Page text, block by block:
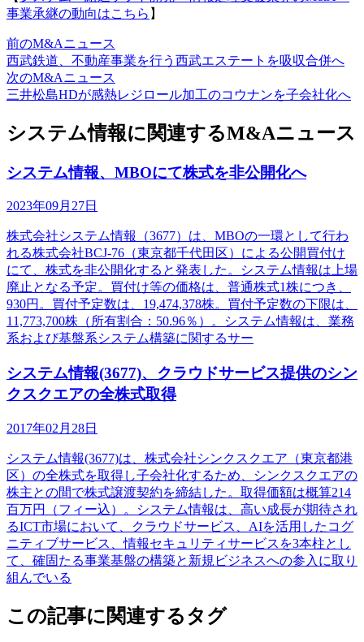
事業承継の動向はこちら 】
前のM&Aニュース
西武鉄道、不動産事業を行う西武エステートを吸収合併へ
次のM&Aニュース
三井松島HDが感熱レジロール加工のコウナンを子会社化へ
システム情報に関連するM&Aニュース
システム情報、MBOにて株式を非公開化へ
2023年09月27日
株式会社システム情報（3677）は、MBOの一環として行わ
れる株式会社BCJ-76（東京都千代田区）による公開買付け
にて、株式を非公開化すると発表した。システム情報は上場
廃止となる予定。買付け等の価格は、普通株式1株につき、
930円。買付予定数は、19,474,378株。買付予定数の下限は、
11,773,700株（所有割合：50.96％）。システム情報は、業務
系および基盤系システム構築に関するサー
システム情報(3677)、クラウドサービス提供のシン
クスクエアの全株式取得
2017年02月28日
システム情報(3677)は、株式会社シンクスクエア（東京都港
区）の全株式を取得し子会社化するため、シンクスクエアの
株主との間で株式譲渡契約を締結した。取得価額は概算214
百万円（フィー込）。システム情報は、高い成長が期待され
るICT市場において、クラウドサービス、AIを活用したコグ
ニティブサービス、情報セキュリティサービスを3本柱とし
て、確固たる事業基盤の構築と新規ビジネスへの参入に取り
組んでいる
この記事に関連するタグ